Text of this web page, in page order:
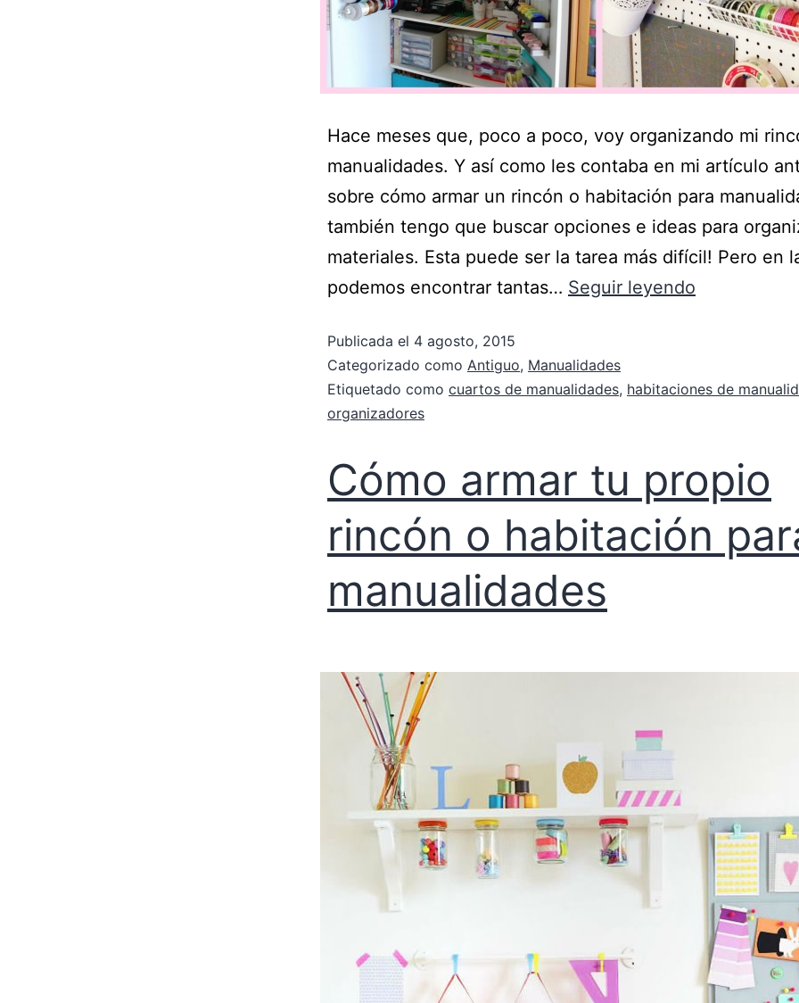
Hace meses que, poco a poco, voy organizando mi
manualidades. Y así como les contaba en mi artículo
sobre cómo armar un rincón o habitación para
también tengo que buscar opciones e ideas para
materiales. Esta puede ser la tarea más difícil! Pero en
podemos encontrar tantas… Seguir leyendo
Publicada el 4 agosto, 2015
Categorizado como Antiguo, Manualidades
Etiquetado como cuartos de manualidades, habitaciones de
organizadores
Cómo armar tu propio
rincón o habitación
manualidades